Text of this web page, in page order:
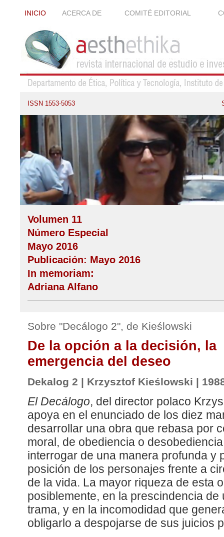
INICIO ACERCA DE COMITÉ EDITORIAL
ISSN 1553-5053
Volumen 11
Número Especial
Mayo 2016
Publicación: Mayo 2016
In memoriam:
Adriana Alfano
Sobre "Decálogo 2", de Kieślowski
De la opción a la decisión, la
emergencia del deseo
Dekalog 2 | Krzysztof Kieślowski |
El Decálogo, del director polaco
apoya en el enunciado de los diez
desarrollar una obra que rebasa por
moral, de obediencia o
interrogar de una manera profunda y
posición de los personajes frente a
de la vida. La mayor riqueza de esta
posiblemente, en la prescindencia
trama, y en la incomodidad que
obligarlo a despojarse de sus juicios